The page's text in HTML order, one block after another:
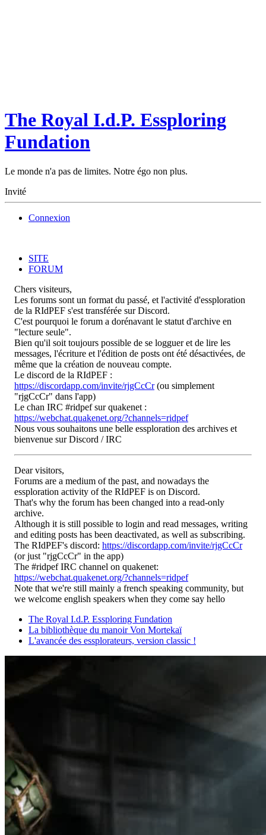
The Royal I.d.P. Essploring
Fundation
Le monde n'a pas de limites. Notre égo non plus.
Invité
Connexion
SITE
FORUM
Chers visiteurs,
Les forums sont un format du passé, et l'activité d'essploration
de la RIdPEF s'est transférée sur Discord.
C'est pourquoi le forum a dorénavant le statut d'archive en
"lecture seule".
Bien qu'il soit toujours possible de se logguer et de lire les
messages, l'écriture et l'édition de posts ont été désactivées, de
même que la création de nouveau compte.
Le discord de la RIdPEF :
https://discordapp.com/invite/rjgCcCr(ou simplement
"rjgCcCr" dans l'app)
Le chan IRC #ridpef sur quakenet :
https://webchat.quakenet.org/?channels=ridpef
Nous vous souhaitons une belle essploration des archives et
bienvenue sur Discord / IRC
Dear visitors,
Forums are a medium of the past, and nowadays the
essploration activity of the RIdPEF is on Discord.
That's why the forum has been changed into a read-only
archive.
Although it is still possible to login and read messages, writing
and editing posts has been deactivated, as well as subscribing.
The RIdPEF's discord: https://discordapp.com/invite/rjgCcCr
(or just "rjgCcCr" in the app)
The #ridpef IRC channel on quakenet:
https://webchat.quakenet.org/?channels=ridpef
Note that we're still mainly a french speaking community, but
we welcome english speakers when they come say hello
The Royal I.d.P. Essploring Fundation
La bibliothèque du manoir Von Mortekaï
L'avancée des essplorateurs, version classic !